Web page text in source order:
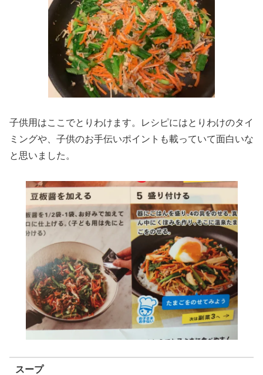
子供用はここでとりわけます。レシピにはとりわけのタイ
ミングや、子供のお手伝いポイントも載っていて面白いな
と思いました。
スープ